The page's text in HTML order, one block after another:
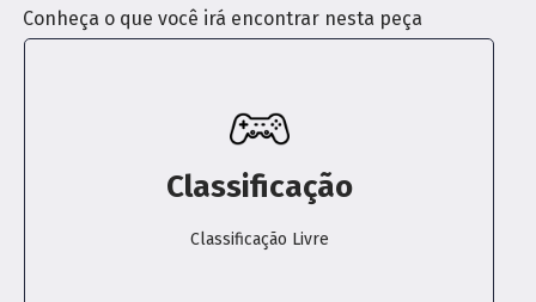
Conheça o que você irá encontrar nesta peça
Classificação
Classificação Livre